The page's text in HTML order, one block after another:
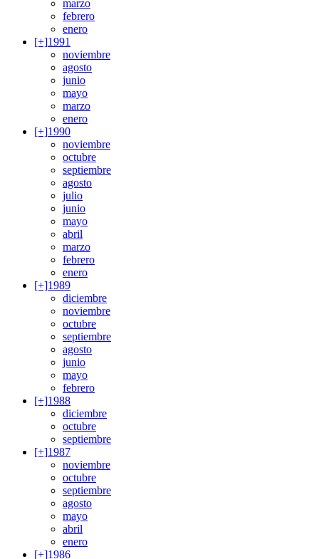
marzo
febrero
enero
[+]1991
noviembre
agosto
junio
mayo
marzo
enero
[+]1990
noviembre
octubre
septiembre
agosto
julio
junio
mayo
abril
marzo
febrero
enero
[+]1989
diciembre
noviembre
octubre
septiembre
agosto
junio
mayo
febrero
[+]1988
diciembre
octubre
septiembre
[+]1987
noviembre
octubre
septiembre
agosto
mayo
abril
enero
[+]1986